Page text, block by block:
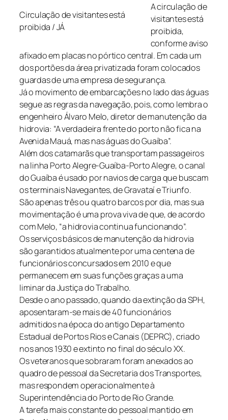
Circulação de visitantes está
proibida / JÁ
A circulação de
visitantes está
proibida,
conforme aviso
afixado em placas no pórtico central. Em cada um
dos portões da área privatizada foram colocados
guardas de uma empresa de segurança.
Já o movimento de embarcações no lado das águas
segue as regras da navegação, pois, como lembra o
engenheiro Álvaro Melo, diretor de manutenção da
hidrovia: “A verdadeira frente do porto não fica na
Avenida Mauá, mas nas águas do Guaíba”.
Além dos catamarãs que transportam passageiros
na linha Porto Alegre-Guaíba-Porto Alegre, o canal
do Guaíba é usado por navios de carga que buscam
os terminais Navegantes, de Gravataí e Triunfo.
São apenas três ou quatro barcos por dia, mas sua
movimentação é uma prova viva de que, de acordo
com Melo, “a hidrovia continua funcionando”.
Os serviços básicos de manutenção da hidrovia
são garantidos atualmente por uma centena de
funcionários concursados em 2010 e que
permanecem em suas funções graças a uma
liminar da Justiça do Trabalho.
Desde o ano passado, quando da extinção da SPH,
aposentaram-se mais de 40 funcionários
admitidos na época do antigo Departamento
Estadual de Portos Rios e Canais (DEPRC), criado
nos anos 1930 e extinto no final do século XX.
Os veteranos que sobraram foram anexados ao
quadro de pessoal da Secretaria dos Transportes,
mas respondem operacionalmente à
Superintendência do Porto de Rio Grande.
A tarefa mais constante do pessoal mantido em